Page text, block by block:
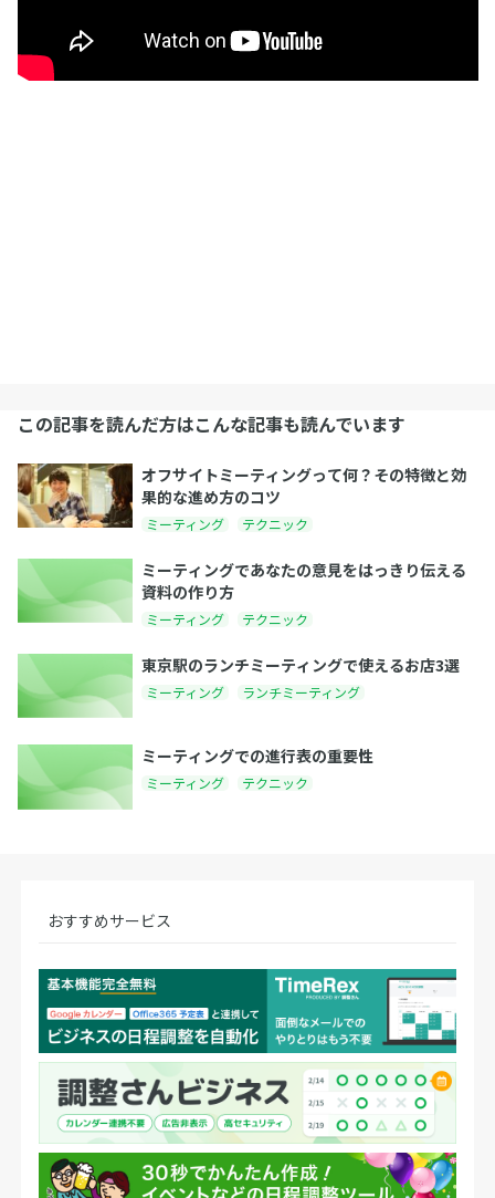
この記事を読んだ方はこんな記事も読んでいます
オフサイトミーティングって何？その特徴と効
果的な進め方のコツ
ミーティング テクニック
ミーティングであなたの意見をはっきり伝える
資料の作り方
ミーティング テクニック
東京駅のランチミーティングで使えるお店3選
ミーティング ランチミーティング
ミーティングでの進行表の重要性
ミーティング テクニック
おすすめサービス